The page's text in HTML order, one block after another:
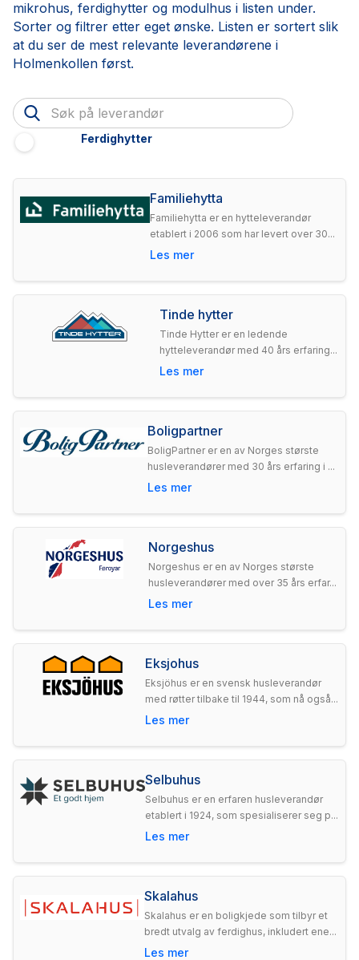
mikrohus, ferdighytter og modulhus i listen under.
Sorter og filtrer etter eget ønske. Listen er sortert slik
at du ser de mest relevante leverandørene i
Holmenkollen først.
Ferdighytter
Familiehytta
Familiehytta er en hytteleverandør
etablert i 2006 som har levert over 30...
Les mer
Tinde hytter
Tinde Hytter er en ledende
hytteleverandør med 40 års erfaring...
Les mer
Boligpartner
BoligPartner er en av Norges største
husleverandører med 30 års erfaring i ...
Les mer
Norgeshus
Norgeshus er en av Norges største
husleverandører med over 35 års erfar...
Les mer
Eksjohus
Eksjöhus er en svensk husleverandør
med røtter tilbake til 1944, som nå også...
Les mer
Selbuhus
Selbuhus er en erfaren husleverandør
etablert i 1924, som spesialiserer seg p...
Les mer
Skalahus
Skalahus er en boligkjede som tilbyr et
bredt utvalg av ferdighus, inkludert ene...
Les mer